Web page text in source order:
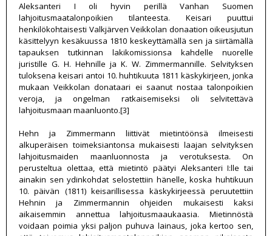
Aleksanteri I oli hyvin perillä Vanhan Suomen
lahjoitusmaatalonpoikien tilanteesta. Keisari puuttui
henkilökohtaisesti Valkjärven Veikkolan donaation oikeusjutun
käsittelyyn kesäkuussa 1810 keskeyttämällä sen ja siirtämällä
tapauksen tutkinnan lakikomissionsa kahdelle nuorelle
juristille G. H. Hehnille ja K. W. Zimmermannille. Selvityksen
tuloksena keisari antoi 10. huhtikuuta 1811 käskykirjeen, jonka
mukaan Veikkolan donataari ei saanut nostaa talonpoikien
veroja, ja ongelman ratkaisemiseksi oli selvitettävä
lahjoitusmaan maanluonto.[3]
Hehn ja Zimmermann liittivät mietintöönsä ilmeisesti
alkuperäisen toimeksiantonsa mukaisesti laajan selvityksen
lahjoitusmaiden maanluonnosta ja verotuksesta. On
perusteltua olettaa, että mietintö päätyi Aleksanteri I:lle tai
ainakin sen ydinkohdat selostettiin hänelle, koska huhtikuun
10. päivän (1811) keisarillisessa käskykirjeessä peruutettiin
Hehnin ja Zimmermannin ohjeiden mukaisesti kaksi
aikaisemmin annettua lahjoitusmaaukaasia. Mietinnöstä
voidaan poimia yksi paljon puhuva lainaus, joka kertoo sen,